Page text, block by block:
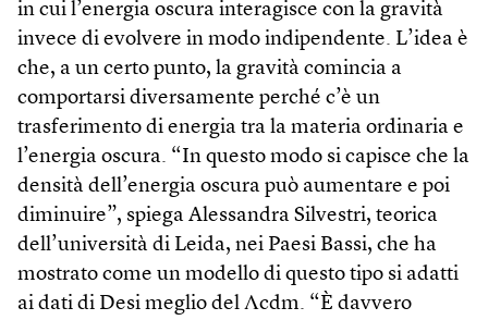
in cui l’energia oscura interagisce con la gravità
invece di evolvere in modo indipendente. L’idea è
che, a un certo punto, la gravità comincia a
comportarsi diversamente perché c’è un
trasferimento di energia tra la materia ordinaria e
l’energia oscura. “In questo modo si capisce che la
densità dell’energia oscura può aumentare e poi
diminuire”, spiega Alessandra Silvestri, teorica
dell’università di Leida, nei Paesi Bassi, che ha
mostrato come un modello di questo tipo si adatti
ai dati di Desi meglio del Λcdm. “È davvero